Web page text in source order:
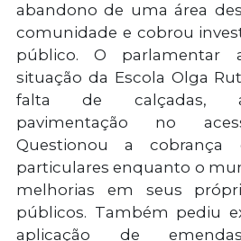
abandono de uma área
comunidade e cobrou
público. O parlamentar
situação da Escola Olga
falta de calçadas,
pavimentação no
Questionou a cobrança
particulares enquanto o
melhorias em seus
públicos. Também pediu
aplicação de